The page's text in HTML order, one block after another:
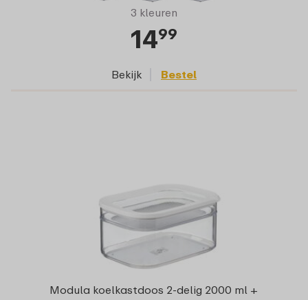
3 kleuren
1499
Bekijk Bestel
Modula koelkastdoos 2-delig 2000 ml +